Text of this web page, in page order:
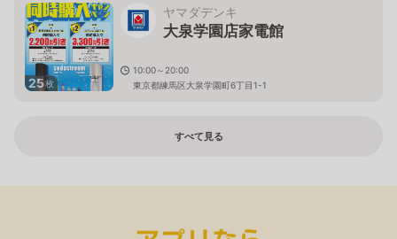
25枚
ヤマダデンキ
大泉学園店家電館
10:00～20:00
東京都練馬区大泉学園町6丁目1-1
すべて見る